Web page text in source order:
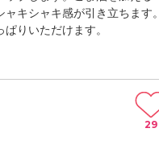
キシャキ感が引き立ちます。
りいただけます。
29